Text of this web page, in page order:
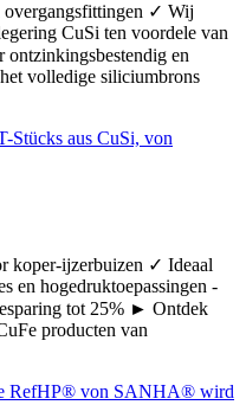
overgangsfittingen ✓ Wij
CuSi ten voordele van
en
volledige siliciumbrons
koper-ijzerbuizen ✓ Ideaal
en hogedruktoepassingen -
tot 25% ► Ontdek
producten van